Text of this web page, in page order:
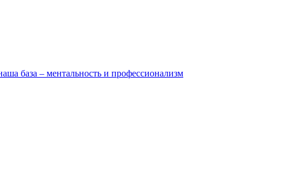
база – ментальность и профессионализм